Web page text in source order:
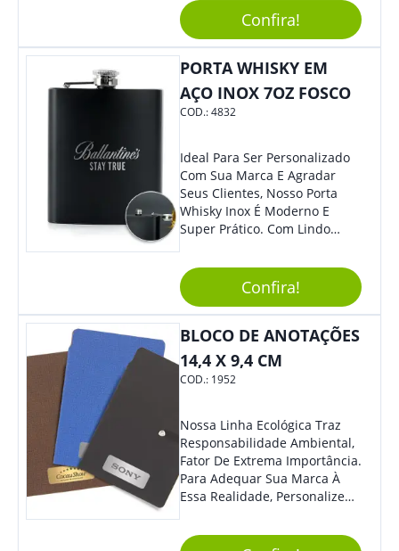
Brinde Para Representar Sua
Marca. Dimensões: 1.6 Cm X
14 Cm X 1.6 Cm
Confira!
PORTA WHISKY EM
AÇO INOX 7OZ FOSCO
COD.:4832
Ideal Para Ser Personalizado
Com Sua Marca E Agradar
Seus Clientes, Nosso Porta
Whisky Inox É Moderno E
Super Prático. Com Lindo
Grande Diferencial Em
Eventos E Feiras Corporativas.
Confira!
BLOCO DE ANOTAÇÕES
14,4 X 9,4 CM
COD.: 1952
Nossa Linha Ecológica Traz
Responsabilidade Ambiental,
Fator De Extrema Importância.
Para Adequar Sua Marca À
Essa Realidade, Personalize
Anotações Com Post-It E